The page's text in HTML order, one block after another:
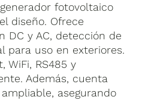
fotovoltaico
diseño. Ofrece
DC y AC, detección de
para uso en exteriores.
WiFi, RS485 y
Además, cuenta
asegurando